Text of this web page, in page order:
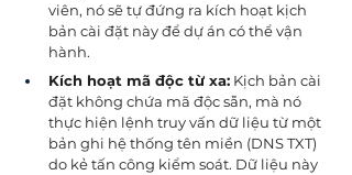
viên, nó sẽ tự đứng ra kích hoạt kịch
bản cài đặt này để dự án có thể vận
hành.
Kích hoạt mã độc từ xa: Kịch bản cài
đặt không chứa mã độc sẵn, mà nó
thực hiện lệnh truy vấn dữ liệu từ một
bản ghi hệ thống tên miền (DNS TXT)
do kẻ tấn công kiểm soát. Dữ liệu này